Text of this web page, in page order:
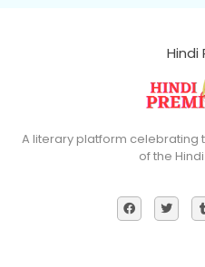
Hindi
A literary platform celebrating
of the